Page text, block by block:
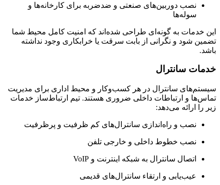
نصب دوربین‌های صنعتی و ضدضربه برای کارخانه‌ها و
سوله‌ها
خدمات به گونه‌ای طراحی شده‌اند که امنیت کامل محیط شما
شود و نگرانی از بابت سرقت یا خرابکاری وجود نداشته
سانترال
سانترال در هر کسب‌وکار و محیط اداری برای مدیریت
و ارتباطات داخلی ضروری هستند. تیم ارتباط‌ساز خدمات
ارائه می‌دهد:
نصب و راه‌اندازی سانترال‌های کم ظرفیت و پرظرفیت
نصب خطوط داخلی و خارجی تلفن
اتصال سانترال به شبکه اینترنت و VoIP
عیب‌یابی و ارتقاء سانترال‌های قدیمی